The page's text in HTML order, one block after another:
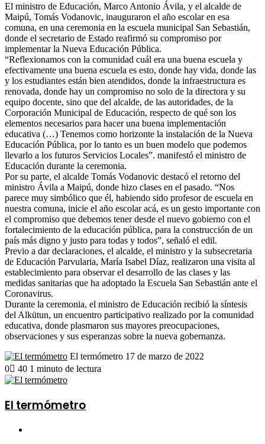
El ministro de Educación, Marco Antonio Ávila, y el alcalde de
Maipú, Tomás Vodanovic, inauguraron el año escolar en esa
comuna, en una ceremonia en la escuela municipal San Sebastián,
donde el secretario de Estado reafirmó su compromiso por
implementar la Nueva Educación Pública.
“Reflexionamos con la comunidad cuál era una buena escuela y
efectivamente una buena escuela es esto, donde hay vida, donde las
y los estudiantes están bien atendidos, donde la infraestructura es
renovada, donde hay un compromiso no solo de la directora y su
equipo docente, sino que del alcalde, de las autoridades, de la
Corporación Municipal de Educación, respecto de qué son los
elementos necesarios para hacer una buena implementación
educativa (…) Tenemos como horizonte la instalación de la Nueva
Educación Pública, por lo tanto es un buen modelo que podemos
llevarlo a los futuros Servicios Locales”. manifestó el ministro de
Educación durante la ceremonia.
Por su parte, el alcalde Tomás Vodanovic destacó el retorno del
ministro Ávila a Maipú, donde hizo clases en el pasado. “Nos
parece muy simbólico que él, habiendo sido profesor de escuela en
nuestra comuna, inicie el año escolar acá, es un gesto importante con
el compromiso que debemos tener desde el nuevo gobierno con el
fortalecimiento de la educación pública, para la construcción de un
país más digno y justo para todas y todos”, señaló el edil.
Previo a dar declaraciones, el alcalde, el ministro y la subsecretaria
de Educación Parvularia, María Isabel Díaz, realizaron una visita al
establecimiento para observar el desarrollo de las clases y las
medidas sanitarias que ha adoptado la Escuela San Sebastián ante el
Coronavirus.
Durante la ceremonia, el ministro de Educación recibió la síntesis
del Alkütun, un encuentro participativo realizado por la comunidad
educativa, donde plasmaron sus mayores preocupaciones,
observaciones y sus esperanzas sobre la nueva gobernanza.
El termómetro Send
17 de marzo de 2022
0
40 1 minuto de lectura
El termómetro